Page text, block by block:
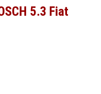
5.3 Fiat